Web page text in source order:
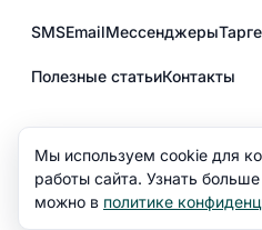
SMSEmailМессенджеры
Полезные статьиКонтакты
EMAIL
office@aspektr.by
Политика
Мы используем cookie для
работы сайта. Узнать
можно в политике